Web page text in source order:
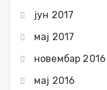
јун 2017
мај 2017
новембар 2016
мај 2016